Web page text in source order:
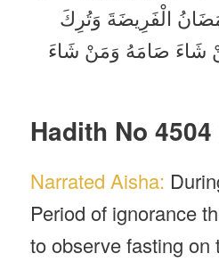
الْفَرِيضَةَ وَتُرِكَ
شَاءَ صَامَهُ وَمَنْ شَاءَ
Hadith No
Narrated Aisha:
Period of ignorance
to observe fasting on